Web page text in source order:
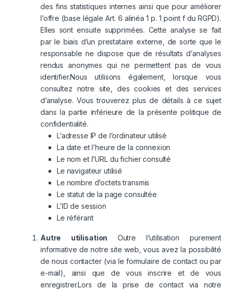
des fins statistiques internes ainsi que pour améliorer
l’offre (base légale Art. 6 alinéa 1 p. 1 point f du RGPD).
Elles sont ensuite supprimées. Cette analyse se fait
par le biais d’un prestataire externe, de sorte que le
responsable ne dispose que de résultats d’analyses
rendus anonymes qui ne permettent pas de vous
identifier.Nous utilisons également, lorsque vous
consultez notre site, des cookies et des services
d’analyse. Vous trouverez plus de détails à ce sujet
dans la partie inférieure de la présente politique de
confidentialité.
L’adresse IP de l’ordinateur utilisé
La date et l’heure de la connexion
Le nom et l’URL du fichier consulté
Le navigateur utilisé
Le nombre d’octets transmis
Le statut de la page consultée
L’ID de session
Le référant
Autre utilisation Outre l’utilisation purement
informative de notre site web, vous avez la possibilité
de nous contacter (via le formulaire de contact ou par
e-mail), ainsi que de vous inscrire et de vous
enregistrer.Lors de la prise de contact via notre